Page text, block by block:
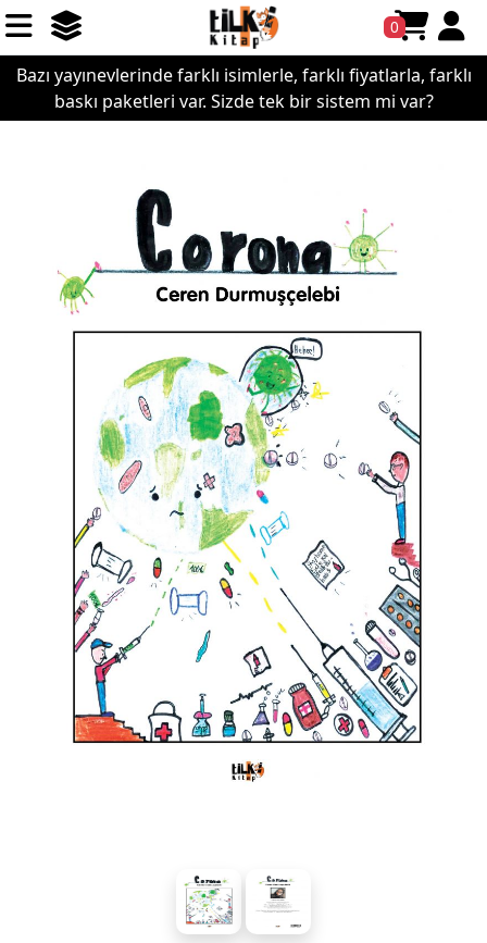
0
Bazı yayınevlerinde farklı isimlerle, farklı fiyatlarla, farklı
baskı paketleri var. Sizde tek bir sistem mi var?